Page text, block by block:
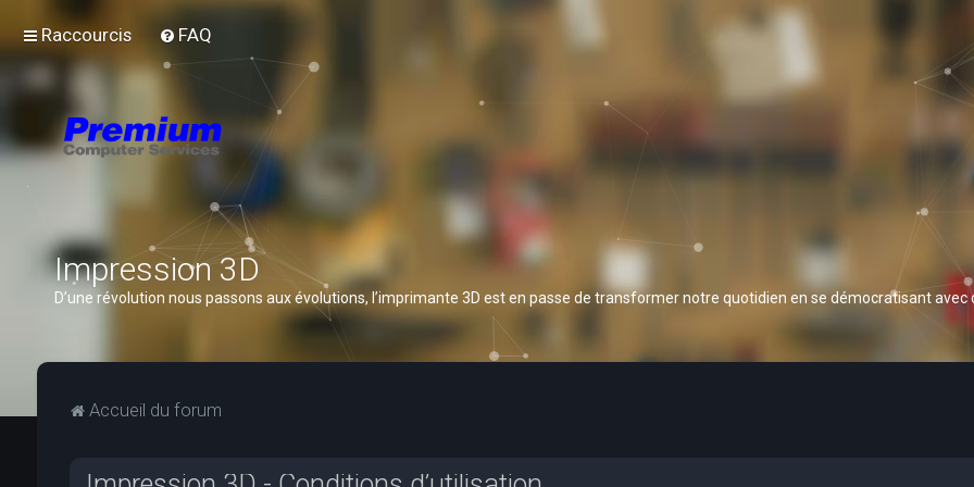
Raccourcis FAQ
Impression 3D
D’une révolution nous passons aux évolutions, l’imprimante 3D est en passe de transformer notre quotidien en se démocratisant
Accueil du forum